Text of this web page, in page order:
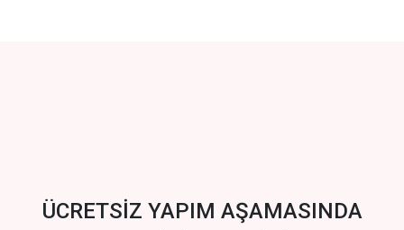
ÜCRETSİZ YAPIM AŞAMASINDA